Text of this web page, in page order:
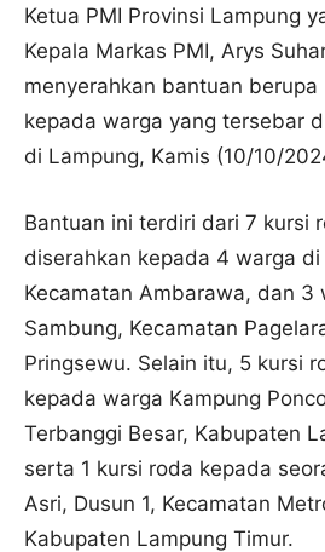
Ketua PMI Provinsi Lampung
Kepala Markas PMI, Arys
menyerahkan bantuan berupa
kepada warga yang tersebar
di Lampung, Kamis (10/10/
Bantuan ini terdiri dari 7 kursi
diserahkan kepada 4 warga di
Kecamatan Ambarawa, dan 3
Sambung, Kecamatan
Pringsewu. Selain itu, 5 kursi
kepada warga Kampung
Terbanggi Besar, Kabupaten
serta 1 kursi roda kepada
Asri, Dusun 1, Kecamatan
Kabupaten Lampung Timur.